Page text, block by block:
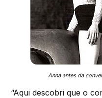
Anna antes da
“Aqui descobri que o